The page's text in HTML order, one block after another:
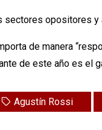
sectores opositores
de manera
de este año es
Agustín Rossi